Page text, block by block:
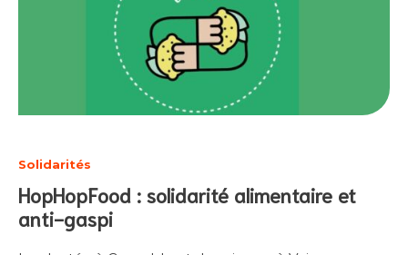
Solidarités
HopHopFood : solidarité alimentaire et
anti-gaspi